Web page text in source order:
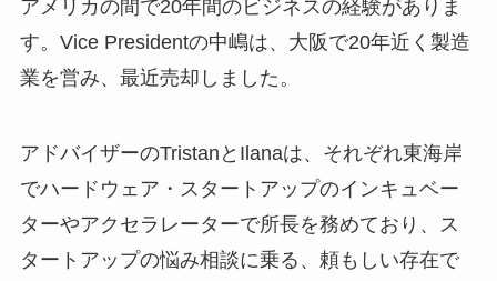
アメリカの間で20年間のビジネスの経験がありま
す。Vice Presidentの中嶋は、大阪で20年近く製造
業を営み、最近売却しました。
アドバイザーのTristanとIlanaは、それぞれ東海岸
でハードウェア・スタートアップのインキュベー
ターやアクセラレーターで所長を務めており、ス
タートアップの悩み相談に乗る、頼もしい存在で